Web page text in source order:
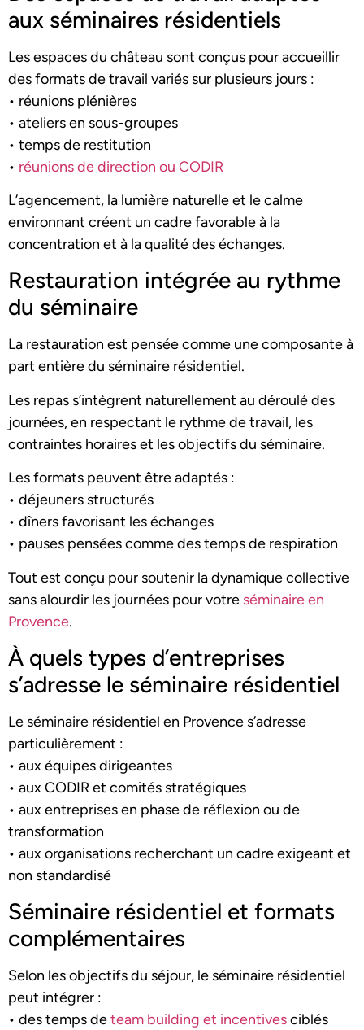
aux séminaires résidentiels
Les espaces du château sont conçus pour accueillir
des formats de travail variés sur plusieurs jours :
• réunions plénières
• ateliers en sous-groupes
• temps de restitution
• réunions de direction ou CODIR
L’agencement, la lumière naturelle et le calme
environnant créent un cadre favorable à la
concentration et à la qualité des échanges.
Restauration intégrée au rythme
du séminaire
La restauration est pensée comme une composante à
part entière du séminaire résidentiel.
Les repas s’intègrent naturellement au déroulé des
journées, en respectant le rythme de travail, les
contraintes horaires et les objectifs du séminaire.
Les formats peuvent être adaptés :
• déjeuners structurés
• dîners favorisant les échanges
• pauses pensées comme des temps de respiration
Tout est conçu pour soutenir la dynamique collective
sans alourdir les journées pour votre séminaire en
Provence.
À quels types d’entreprises
s’adresse le séminaire résidentiel
Le séminaire résidentiel en Provence s’adresse
particulièrement :
• aux équipes dirigeantes
• aux CODIR et comités stratégiques
• aux entreprises en phase de réflexion ou de
transformation
• aux organisations recherchant un cadre exigeant et
non standardisé
Séminaire résidentiel et formats
complémentaires
Selon les objectifs du séjour, le séminaire résidentiel
peut intégrer :
• des temps deteam building et incentivesciblés